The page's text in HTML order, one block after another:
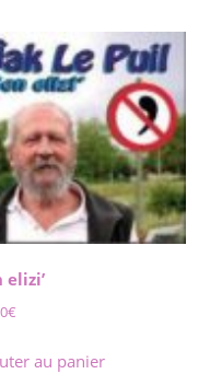
elizi’
€
au panier